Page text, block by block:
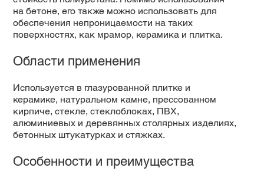
на бетоне, его также можно использовать для
обеспечения непроницаемости на таких
поверхностях, как мрамор, керамика и плитка.
Области применения
Используется в глазурованной плитке и
керамике, натуральном камне, прессованном
кирпиче, стекле, стеклоблоках, ПВХ,
алюминиевых и деревянных столярных изделиях,
бетонных штукатурках и стяжках.
Особенности и преимущества